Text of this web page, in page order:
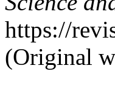
https://
(Original